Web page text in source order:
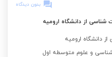
بدون دیدگاه
از دانشگاه ارومیه
دانشگاه ارومیه
و علوم متوسطه اول